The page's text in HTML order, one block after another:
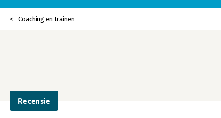
Coaching en trainen
Recensie